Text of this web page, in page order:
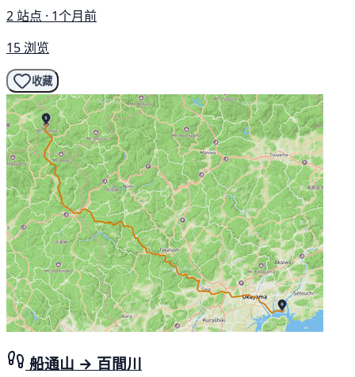
2 站点 · 1个月前
15 浏览
收藏
船通山 → 百間川